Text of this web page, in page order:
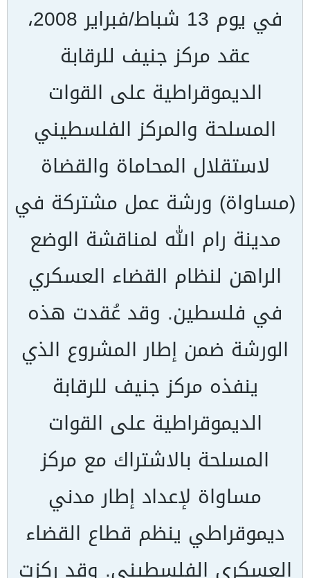
في يوم 13 شباط/فبراير 2008،
عقد مركز جنيف للرقابة
الديموقراطية على القوات
المسلحة والمركز الفلسطيني
لاستقلال المحاماة والقضاة
(مساواة) ورشة عمل مشتركة في
مدينة رام الله لمناقشة الوضع
الراهن لنظام القضاء العسكري
في فلسطين. وقد عُقدت هذه
الورشة ضمن إطار المشروع الذي
ينفذه مركز جنيف للرقابة
الديموقراطية على القوات
المسلحة بالاشتراك مع مركز
مساواة لإعداد إطار مدني
ديموقراطي ينظم قطاع القضاء
العسكري الفلسطيني. وقد ركزت